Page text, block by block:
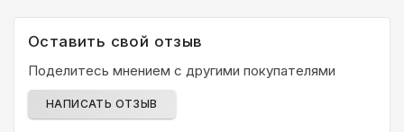
Оставить свой отзыв
Поделитесь мнением с другими покупателями
НАПИСАТЬ ОТЗЫВ